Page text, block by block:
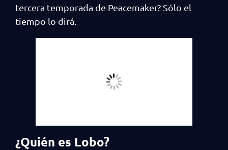
tercera temporada de Peacemaker? Sólo el
tiempo lo dirá.
¿Quién es Lobo?